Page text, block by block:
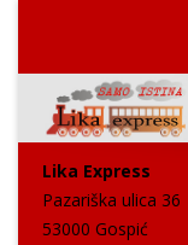
Lika Express
Pazariška ulica 36
53000 Gospić